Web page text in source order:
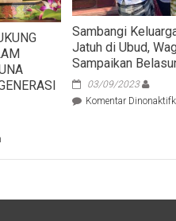
Sambangi
Jatuh di Ubud,
Sampaikan
03/09/2023
Komentar